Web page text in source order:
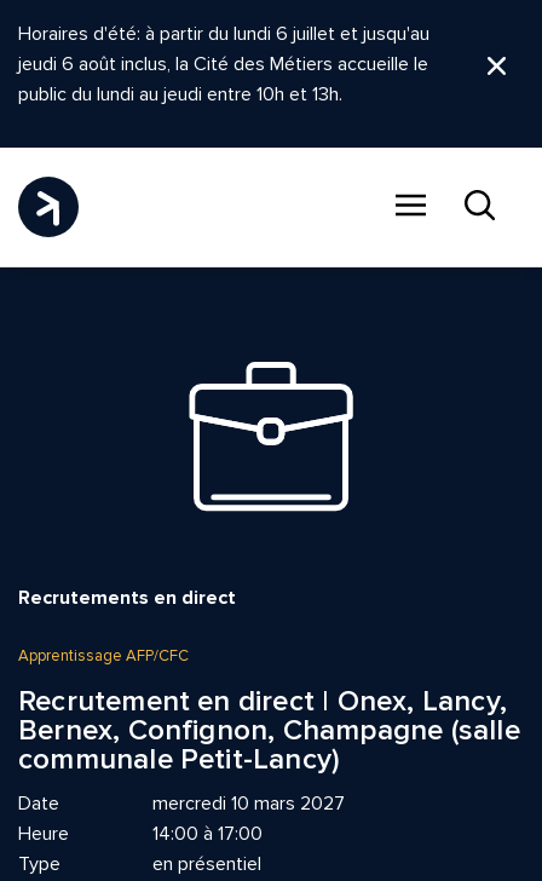
Horaires d'été: à partir du lundi 6 juillet et jusqu'au
jeudi 6 août inclus, la Cité des Métiers accueille le
public du lundi au jeudi entre 10h et 13h.
Recrutements en direct
Apprentissage AFP/CFC
Recrutement en direct | Onex, Lancy,
Bernex, Confignon, Champagne (salle
communale Petit-Lancy)
Date
mercredi 10 mars 2027
Heure
14:00 à 17:00
Type
en présentiel